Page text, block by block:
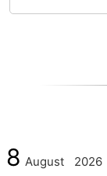
8 August 2026